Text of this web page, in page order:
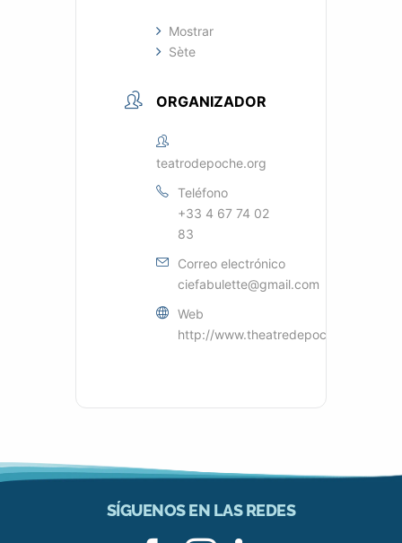
Mostrar
Sète
ORGANIZADOR
teatrodepoche.org
Teléfono
+33 4 67 74 02
83
Correo electrónico
ciefabulette@gmail.com
Web
http://www.theatredepoche.org/
SÍGUENOS EN LAS REDES